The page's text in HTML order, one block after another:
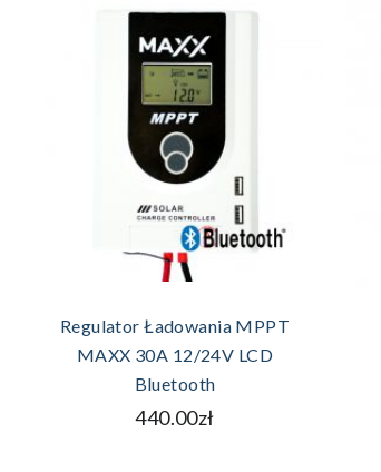
Regulator Ładowania MPPT
MAXX 30A 12/24V LCD
Bluetooth
440.00zł